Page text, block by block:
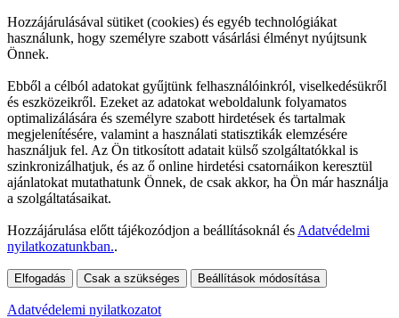
Hozzájárulásával sütiket (cookies) és egyéb technológiákat
használunk, hogy személyre szabott vásárlási élményt nyújtsunk
Önnek.
Ebből a célból adatokat gyűjtünk felhasználóinkról, viselkedésükről
és eszközeikről. Ezeket az adatokat weboldalunk folyamatos
optimalizálására és személyre szabott hirdetések és tartalmak
megjelenítésére, valamint a használati statisztikák elemzésére
használjuk fel. Az Ön titkosított adatait külső szolgáltatókkal is
szinkronizálhatjuk, és az ő online hirdetési csatornáikon keresztül
ajánlatokat mutathatunk Önnek, de csak akkor, ha Ön már használja
a szolgáltatásaikat.
Hozzájárulása előtt tájékozódjon a beállításoknál és Adatvédelmi
nyilatkozatunkban..
Elfogadás Csak a szükséges Beállítások módosítása
Adatvédelemi nyilatkozatot